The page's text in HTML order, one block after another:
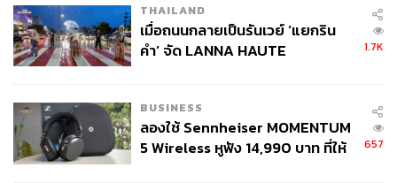
THAILAND
เมื่อถนนกลายเป็นรันเวย์ ‘แยกริน
คำ’ จัด LANNA HAUTE
1.7K
BUSINESS
ลองใช้ Sennheiser MOMENTUM
5 Wireless หูฟัง 14,990 บาท ที่ให้
657